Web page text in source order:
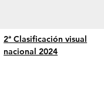
2ª Clasificación visual
nacional 2024